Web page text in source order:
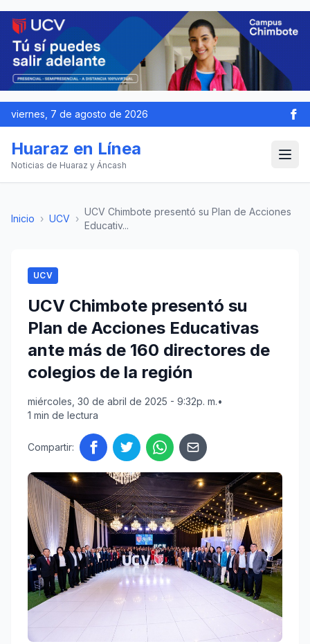
viernes, 7 de agosto de 2026
Huaraz en Línea
Noticias de Huaraz y Áncash
Inicio › UCV ›
UCV Chimbote presentó su Plan de Acciones
Educativ...
UCV
UCV Chimbote presentó su
Plan de Acciones Educativas
ante más de 160 directores de
colegios de la región
miércoles, 30 de abril de 2025 - 9:32p. m.•
1 min de lectura
Compartir: